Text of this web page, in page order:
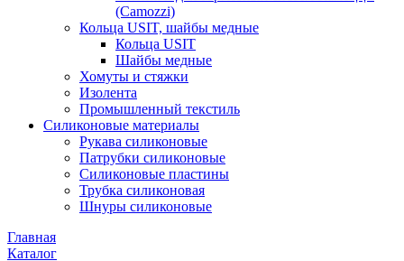
(Camozzi)
Кольца USIT, шайбы медные
Кольца USIT
Шайбы медные
Хомуты и стяжки
Изолента
Промышленный текстиль
Силиконовые материалы
Рукава силиконовые
Патрубки силиконовые
Силиконовые пластины
Трубка силиконовая
Шнуры силиконовые
Главная
Каталог